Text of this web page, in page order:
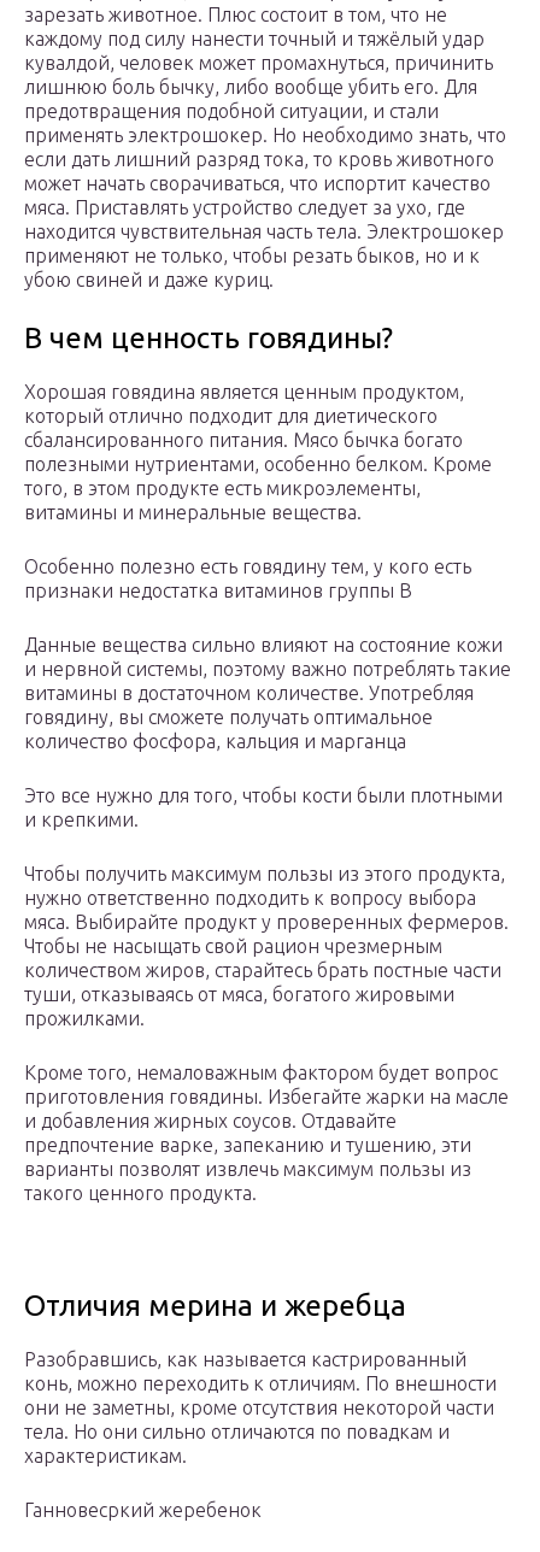
зарезать животное. Плюс состоит в том, что не
каждому под силу нанести точный и тяжёлый удар
кувалдой, человек может промахнуться, причинить
лишнюю боль бычку, либо вообще убить его. Для
предотвращения подобной ситуации, и стали
применять электрошокер. Но необходимо знать, что
если дать лишний разряд тока, то кровь животного
может начать сворачиваться, что испортит качество
мяса. Приставлять устройство следует за ухо, где
находится чувствительная часть тела. Электрошокер
применяют не только, чтобы резать быков, но и к
убою свиней и даже куриц.
В чем ценность говядины?
Хорошая говядина является ценным продуктом,
который отлично подходит для диетического
сбалансированного питания. Мясо бычка богато
полезными нутриентами, особенно белком. Кроме
того, в этом продукте есть микроэлементы,
витамины и минеральные вещества.
Особенно полезно есть говядину тем, у кого есть
признаки недостатка витаминов группы В
Данные вещества сильно влияют на состояние кожи
и нервной системы, поэтому важно потреблять такие
витамины в достаточном количестве. Употребляя
говядину, вы сможете получать оптимальное
количество фосфора, кальция и марганца
Это все нужно для того, чтобы кости были плотными
и крепкими.
Чтобы получить максимум пользы из этого продукта,
нужно ответственно подходить к вопросу выбора
мяса. Выбирайте продукт у проверенных фермеров.
Чтобы не насыщать свой рацион чрезмерным
количеством жиров, старайтесь брать постные части
туши, отказываясь от мяса, богатого жировыми
прожилками.
Кроме того, немаловажным фактором будет вопрос
приготовления говядины. Избегайте жарки на масле
и добавления жирных соусов. Отдавайте
предпочтение варке, запеканию и тушению, эти
варианты позволят извлечь максимум пользы из
такого ценного продукта.
Отличия мерина и жеребца
Разобравшись, как называется кастрированный
конь, можно переходить к отличиям. По внешности
они не заметны, кроме отсутствия некоторой части
тела. Но они сильно отличаются по повадкам и
характеристикам.
Ганновесркий жеребенок